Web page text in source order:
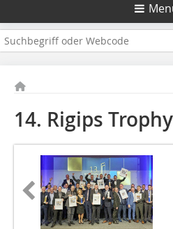
14. Rigips